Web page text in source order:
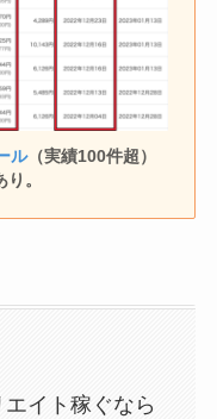
ル（実績100件超）
。
イト稼ぐなら